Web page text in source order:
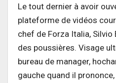
Le tout dernier à avoir
plateforme de vidéos
chef de Forza Italia, Silvio
des poussières. Visage
bureau de manager,
gauche quand il